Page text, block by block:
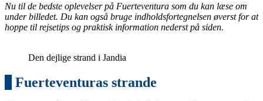
Nu til de bedste oplevelser på Fuerteventura som du kan læse om
under billedet. Du kan også bruge indholdsfortegnelsen øverst for at
hoppe til rejsetips og praktisk information nederst på siden.
Den dejlige strand i Jandia
Fuerteventuras strande